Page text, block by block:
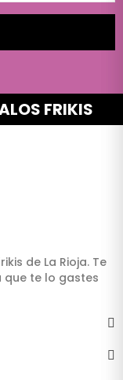
FRIKIS
de La Rioja. Te
que te lo gastes